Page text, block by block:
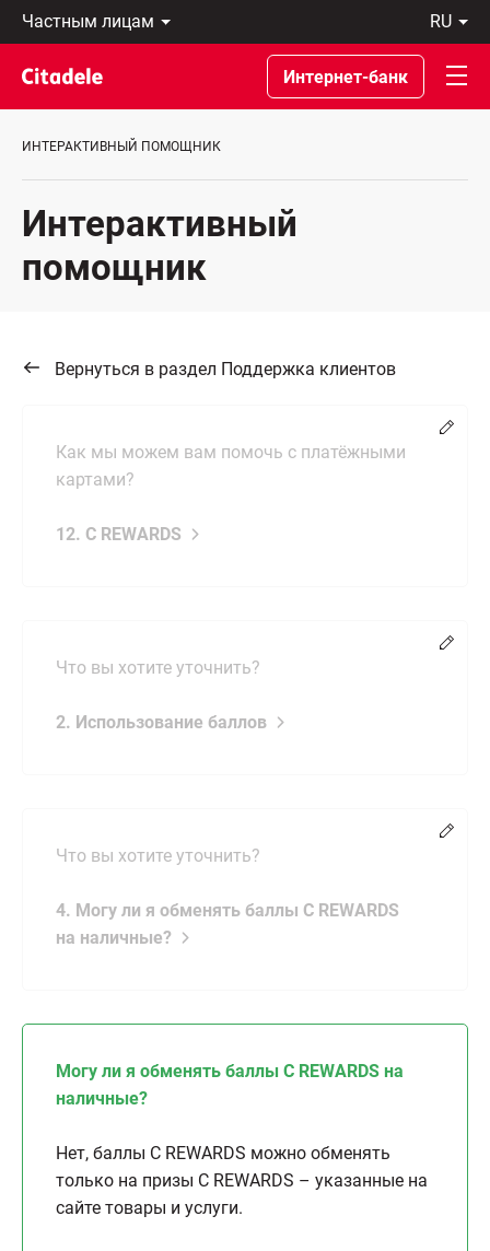
Частным
лицам
Предприятиям
Private
Banking
банке
ru
Latviski
По-
русски
In
Интернет-банк
ИНТЕРАКТИВНЫЙ ПОМОЩНИК
Интерактивный
помощник
Вернуться в раздел Поддержка клиентов
Как мы можем вам помочь с платёжными
картами?
12. C REWARDS
Что вы хотите уточнить?
2. Использование баллов
Что вы хотите уточнить?
4. Могу ли я обменять баллы C REWARDS
на наличные?
Могу ли я обменять баллы C REWARDS на
наличные?
Нет, баллы C REWARDS можно обменять
только на призы C REWARDS – указанные на
сайте товары и услуги.